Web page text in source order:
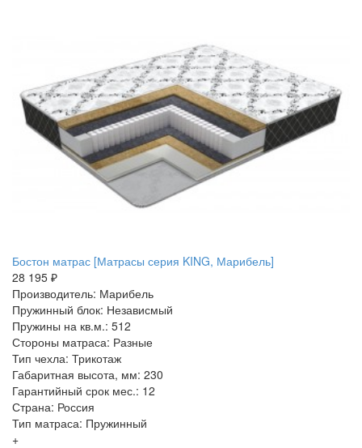
Бостон матрас [Матрасы серия KING, Марибель]
28 195 ₽
Производитель: Марибель
Пружинный блок: Независмый
Пружины на кв.м.: 512
Стороны матраса: Разные
Тип чехла: Трикотаж
Габаритная высота, мм: 230
Гарантийный срок мес.: 12
Страна: Россия
Тип матраса: Пружинный
+